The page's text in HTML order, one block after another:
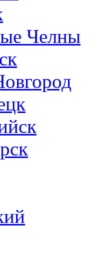
Челны